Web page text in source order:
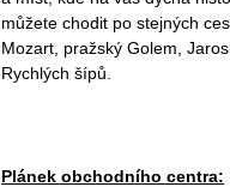
můžete chodit po stejných
Mozart, pražský Golem,
Rychlých šípů.
Plánek obchodního centra: